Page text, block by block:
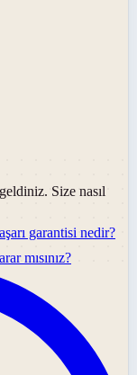
Size nasıl
garantisi nedir?
mısınız?